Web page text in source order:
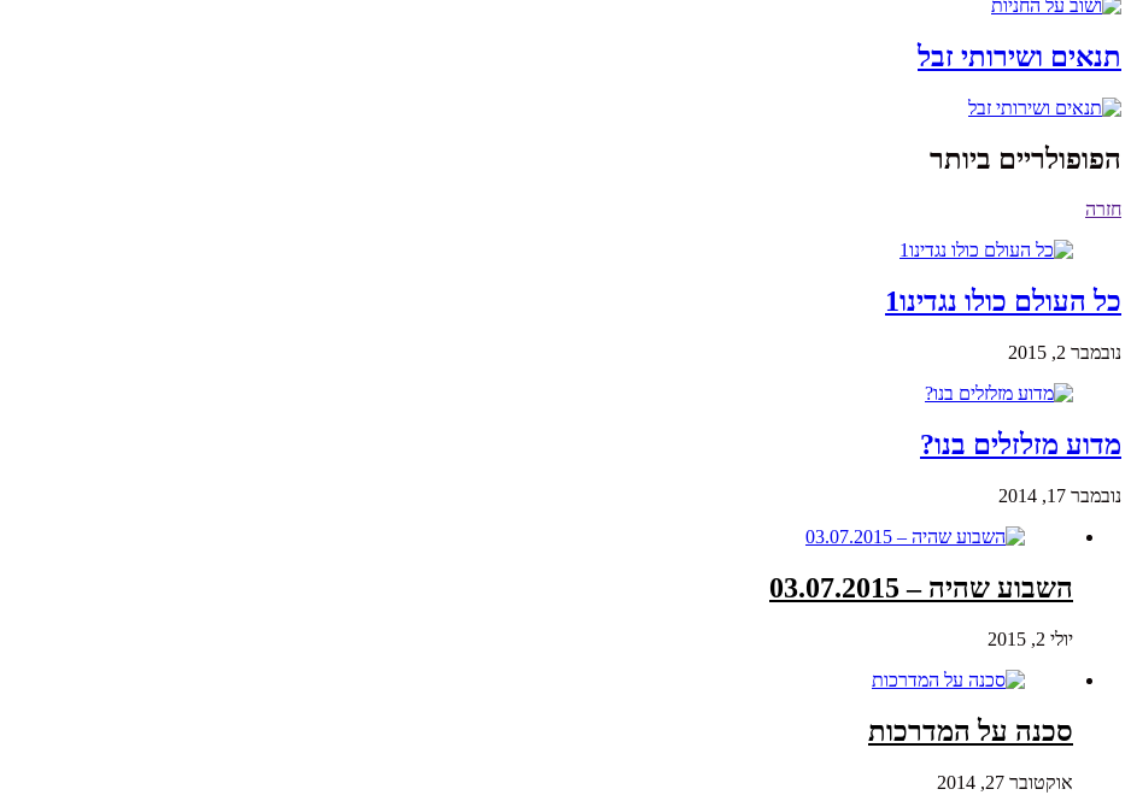
תנאים ושירותי זבל
הפופולריים ביותר
חזרה
כל העולם כולו נגדינו1
נובמבר 2, 2015
מדוע מזלזלים בנו?
נובמבר 17, 2014
השבוע שהיה – 03.07.2015
יולי 2, 2015
סכנה על המדרכות
אוקטובר 27, 2014